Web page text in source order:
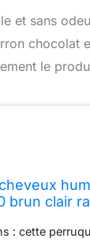
et sans
chocolat
le
brun clair
86,4 cm
: cette